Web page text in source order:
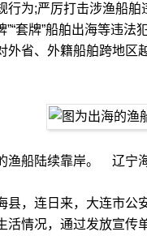
行为;严厉打击涉渔船
”“套牌”船舶出海等违
外省、外籍船舶跨地区
船陆续靠岸。 辽宁海
，连日来，大连市公安
活情况，通过发放宣传